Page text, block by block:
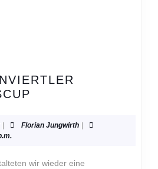
INNVIERTLER
November
20,
Florian JungwirthFlorian